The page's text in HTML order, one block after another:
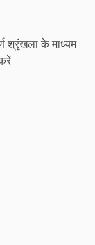
श्रृंखला के माध्यम